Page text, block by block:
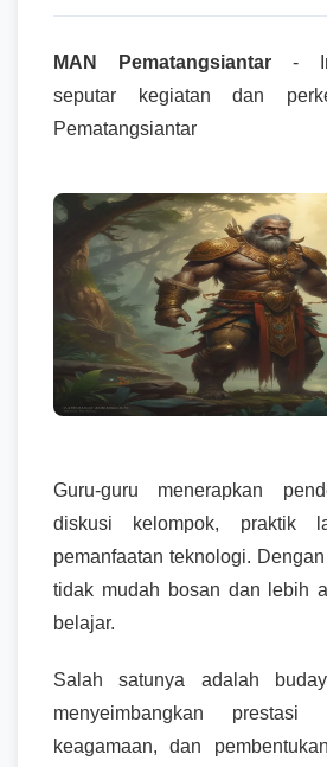
MAN Pematangsiantar -
seputar kegiatan dan
Pematangsiantar
Guru-guru menerapkan
diskusi kelompok, praktik
pemanfaatan teknologi.
tidak mudah bosan dan lebih
belajar.
Salah satunya adalah
menyeimbangkan prestasi
keagamaan, dan